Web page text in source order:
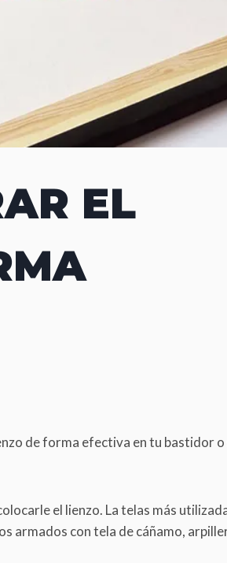
EL
de forma efectiva en tu bastidor
el lienzo. La telas más
armados con tela de cáñamo,